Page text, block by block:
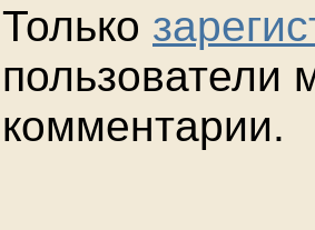
Только
пользователи
комментарии.